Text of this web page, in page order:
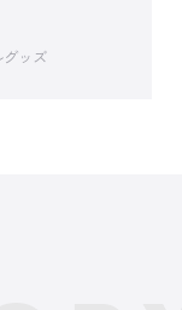
ッズ